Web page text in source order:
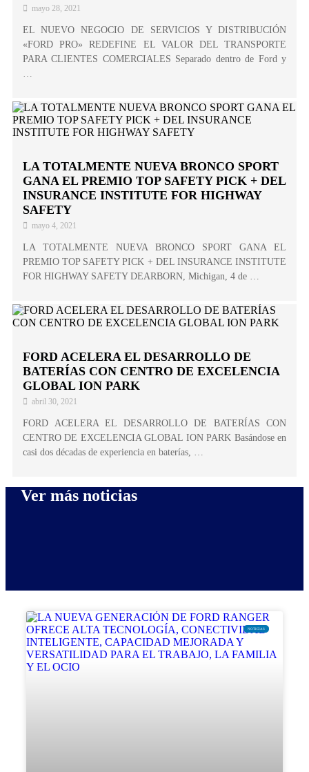
mayo 28, 2021
EL NUEVO NEGOCIO DE SERVICIOS Y DISTRIBUCIÓN
«FORD PRO» REDEFINE EL VALOR DEL TRANSPORTE
PARA CLIENTES COMERCIALES Separado dentro de Ford y
LA TOTALMENTE NUEVA BRONCO SPORT
GANA EL PREMIO TOP SAFETY PICK + DEL
INSURANCE INSTITUTE FOR HIGHWAY
SAFETY
mayo 4, 2021
LA TOTALMENTE NUEVA BRONCO SPORT GANA EL
PREMIO TOP SAFETY PICK + DEL INSURANCE INSTITUTE
FOR HIGHWAY SAFETY DEARBORN, Michigan, 4 de …
FORD ACELERA EL DESARROLLO DE
BATERÍAS CON CENTRO DE EXCELENCIA
GLOBAL ION PARK
abril 30, 2021
FORD ACELERA EL DESARROLLO DE BATERÍAS CON
CENTRO DE EXCELENCIA GLOBAL ION PARK Basándose en
casi dos décadas de experiencia en baterías, …
Ver más noticias
NOTICIAS